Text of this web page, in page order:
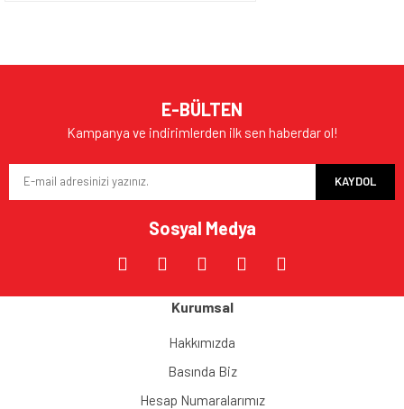
E-BÜLTEN
Kampanya ve indirimlerden ilk sen haberdar ol!
KAYDOL
Sosyal Medya
Kurumsal
Hakkımızda
Basında Biz
Hesap Numaralarımız